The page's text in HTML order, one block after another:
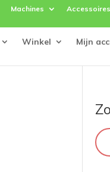
Machines Accessoires
Winkel Mijn